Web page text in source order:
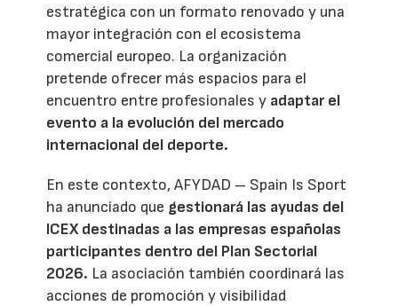
estratégica con un formato renovado y una
mayor integración con el ecosistema
comercial europeo. La organización
pretende ofrecer más espacios para el
encuentro entre profesionales y adaptar el
evento a la evolución del mercado
internacional del deporte.
En este contexto, AFYDAD – Spain Is Sport
ha anunciado que gestionará las ayudas del
ICEX destinadas a las empresas españolas
participantes dentro del Plan Sectorial
2026. La asociación también coordinará las
acciones de promoción y visibilidad